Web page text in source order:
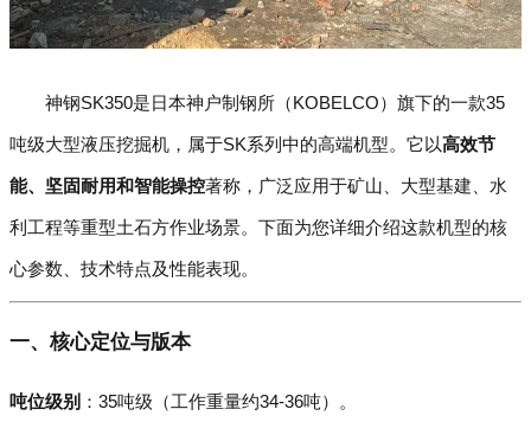
神钢SK350是日本神户制钢所（KOBELCO）旗下的一款35
吨级大型液压挖掘机，属于SK系列中的高端机型。它以高效节
能、坚固耐用和智能操控著称，广泛应用于矿山、大型基建、水
利工程等重型土石方作业场景。下面为您详细介绍这款机型的核
心参数、技术特点及性能表现。
一、核心定位与版本
吨位级别 ：35吨级（工作重量约34-36吨）。